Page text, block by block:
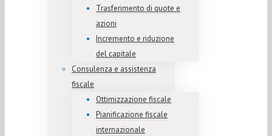
Trasferimento di quote e
azioni
Incremento e riduzione
del capitale
Consulenza e assistenza
fiscale
Ottimizzazione fiscale
Pianificazione fiscale
internazionale